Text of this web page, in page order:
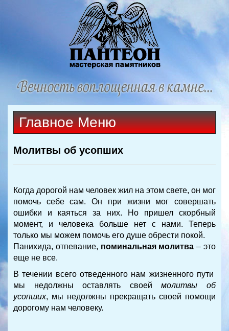
Главное Меню
Молитвы об усопших
Когда дорогой нам человек жил на этом свете, он мог
помочь себе сам. Он при жизни мог совершать
ошибки и каяться за них. Но пришел скорбный
момент, и человека больше нет с нами. Теперь
только мы можем помочь его душе обрести покой.
Панихида, отпевание, поминальная молитва – это
еще не все.
В течении всего отведенного нам жизненного пути
мы недолжны оставлять своеймолитвы об
усопших, мы недолжны прекращать своей помощи
дорогому нам человеку.